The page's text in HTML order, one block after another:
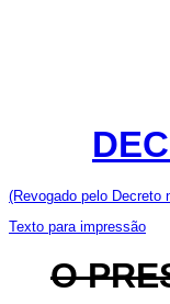
(Revogado pelo Decreto
Texto para impressão
O